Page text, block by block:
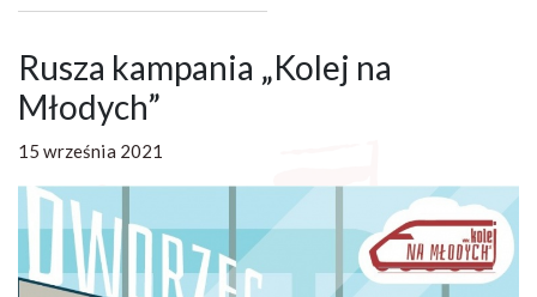
Rusza kampania „Kolej na
Młodych”
15 września 2021